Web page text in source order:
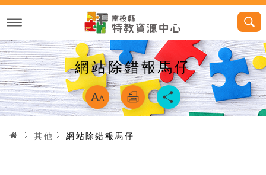
跳
主
內
容
網站除錯報馬仔 略過字型切換
首頁其他 網站除錯報馬仔